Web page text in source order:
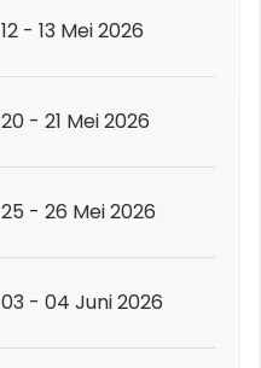
12 - 13 Mei 2026
20 - 21 Mei 2026
25 - 26 Mei 2026
03 - 04 Juni 2026